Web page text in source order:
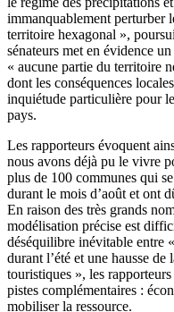
immanquablement perturber
territoire hexagonal »,
sénateurs met en évidence
« aucune partie du territoire
dont les conséquences
inquiétude particulière pour
pays.
Les rapporteurs évoquent
nous avons déjà pu le vivre
plus de 100 communes qui
durant le mois d’août et ont
En raison des très grands
modélisation précise est
déséquilibre inévitable entre
durant l’été et une hausse
touristiques », les
pistes complémentaires :
mobiliser la ressource.